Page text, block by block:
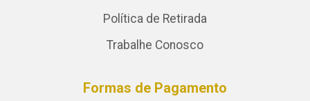
Política de Retirada
Trabalhe Conosco
Formas de Pagamento